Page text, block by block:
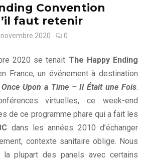
Convention
faut retenir
2020 0
2020 se tenait The Happy Ending
France, un événement à destination
Once Upon a Time – Il Était une Fois
virtuelles, ce week-end
de ce programme phare qui a fait les
dans les années 2010 d’échanger
contexte sanitaire oblige. Nous
plupart des panels avec certains